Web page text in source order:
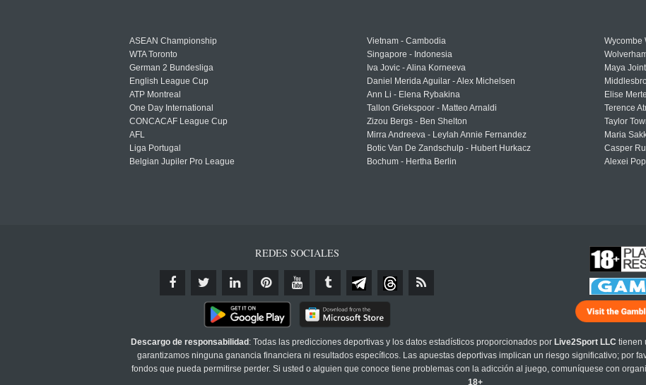
ASEAN Championship
WTA Toronto
German 2 Bundesliga
English League Cup
ATP Montreal
One Day International
CONCACAF League Cup
AFL
Liga Portugal
Belgian Jupiler Pro League
Vietnam - Cambodia
Singapore - Indonesia
Iva Jovic - Alina Korneeva
Daniel Merida Aguilar - Alex Michelsen
Ann Li - Elena Rybakina
Tallon Griekspoor - Matteo Arnaldi
Zizou Bergs - Ben Shelton
Mirra Andreeva - Leylah Annie Fernandez
Botic Van De Zandschulp - Hubert Hurkacz
Bochum - Hertha Berlin
Wycombe
Maya
Elise
Terence
Taylor
Maria
Casper
Alexei
REDES SOCIALES
Descargo de responsabilidad : Todas las predicciones deportivas y los datos estadísticos proporcionados por Live2Sport LLC tienen
garantizamos ninguna ganancia financiera ni resultados específicos. Las apuestas deportivas implican un riesgo significativo; por
fondos que pueda permitirse perder. Si usted o alguien que conoce tiene problemas con la adicción al juego, comuníquese con
18+